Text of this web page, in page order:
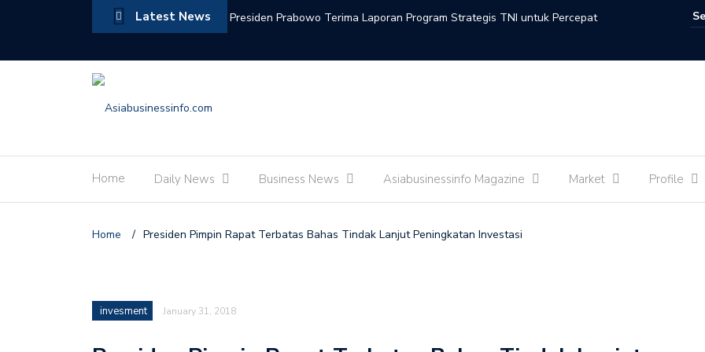
Latest News
Presiden Prabowo Terima Laporan Program Strategis TNI untuk Percepat
PM Anutin Apresiasi dan Sambut Baik Sejumlah Peningkatan Kerja Sama Antara
Indonesia-Thailand
Menteri Kebudayaan Fadli Zon : Kementerian Kebudayaan dan Kedutaan Besar
Home Daily News Business News Asiabusinessinfo Magazine Market Profile
Home / Presiden Pimpin Rapat Terbatas Bahas Tindak Lanjut Peningkatan Investasi
invesment January 31, 2018